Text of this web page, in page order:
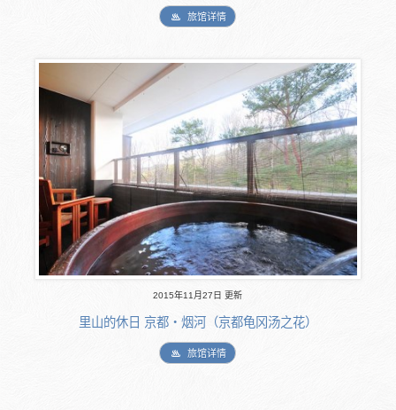
旅馆详情
2015年11月27日 更新
里山的休日 京都・烟河（京都龟冈汤之花）
旅馆详情